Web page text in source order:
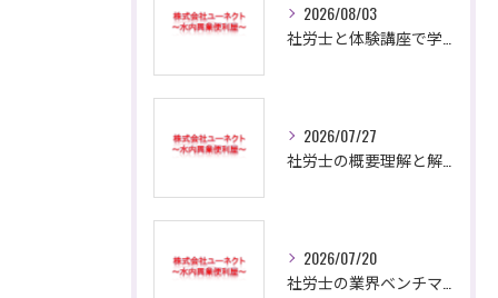
2026/08/03
2026/07/27
2026/07/20